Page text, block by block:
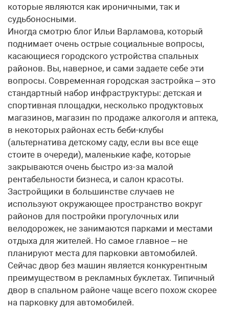
которые являются как ироничными, так и
судьбоносными.
Иногда смотрю блог Ильи Варламова, который
поднимает очень острые социальные вопросы,
касающиеся городского устройства спальных
районов. Вы, наверное, и сами задаете себе эти
вопросы. Современная городская застройка – это
стандартный набор инфраструктуры: детская и
спортивная площадки, несколько продуктовых
магазинов, магазин по продаже алкоголя и аптека,
в некоторых районах есть беби-клубы
(альтернатива детскому саду, если вы все еще
стоите в очереди), маленькие кафе, которые
закрываются очень быстро из-за малой
рентабельности бизнеса, и салон красоты.
Застройщики в большинстве случаев не
используют окружающее пространство вокруг
районов для постройки прогулочных или
велодорожек, не занимаются парками и местами
отдыха для жителей. Но самое главное – не
планируют места для парковки автомобилей.
Сейчас двор без машин является конкурентным
преимуществом в рекламных буклетах. Типичный
двор в спальном районе чаще всего похож скорее
на парковку для автомобилей.